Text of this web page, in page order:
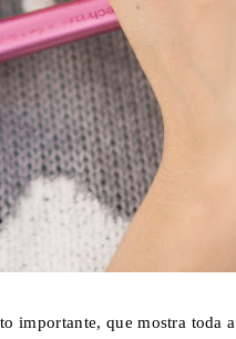
importante, que mostra toda